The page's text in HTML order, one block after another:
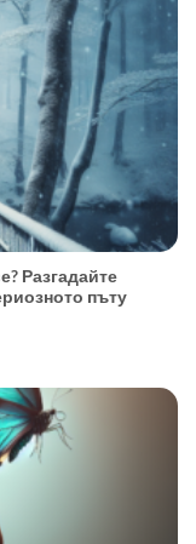
Разгадайте
пъту